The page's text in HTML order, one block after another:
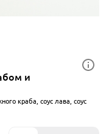
и
краба, соус лава, соус